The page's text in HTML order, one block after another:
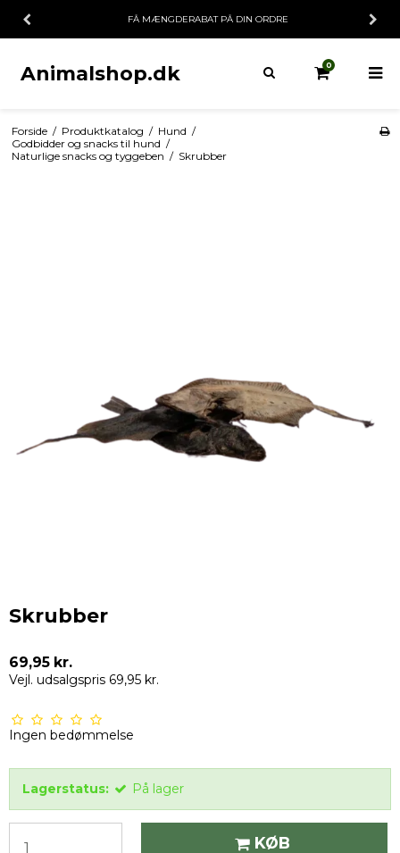
FÅ MÆNGDERABAT PÅ DIN ORDRE
Animalshop.dk 0
Forside / Produktkatalog / Hund /
Godbidder og snacks til hund /
Naturlige snacks og tyggeben / Skrubber
Skrubber
69,95 kr.
Vejl. udsalgspris 69,95 kr.
Ingen bedømmelse
Lagerstatus: På lager
KØB